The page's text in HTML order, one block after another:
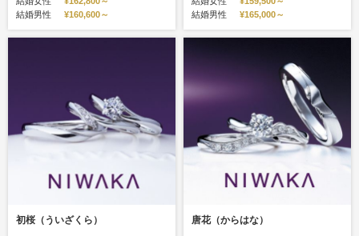
結婚男性
¥160,600～
結婚男性
¥165,000～
初桜（ういざくら） 唐花（からはな）